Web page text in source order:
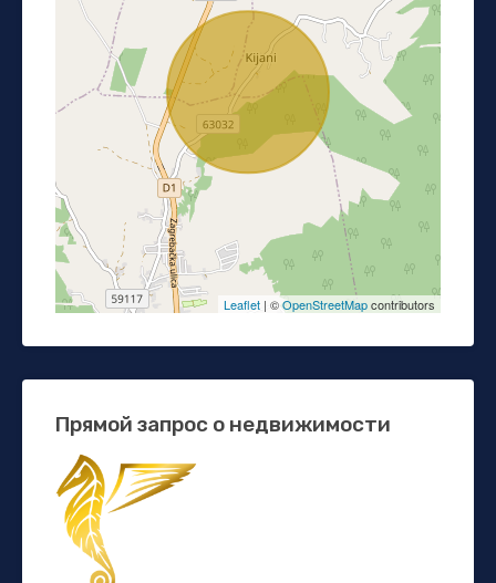
Leaflet | ©OpenStreetMapcontributors
Прямой запрос о недвижимости